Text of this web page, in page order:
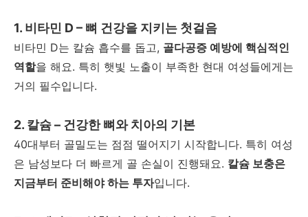
1. 비타민 D – 뼈 건강을 지키는 첫걸음
비타민 D는 칼슘 흡수를 돕고, 골다공증 예방에 핵심적인
역할을 해요. 특히 햇빛 노출이 부족한 현대 여성들에게는
거의 필수입니다.
2. 칼슘– 건강한 뼈와 치아의 기본
40대부터 골밀도는 점점 떨어지기 시작합니다. 특히 여성
은 남성보다 더 빠르게 골 손실이 진행돼요. 칼슘 보충은
지금부터 준비해야 하는 투자입니다.